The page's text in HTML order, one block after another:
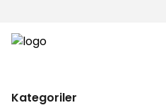
Kategoriler